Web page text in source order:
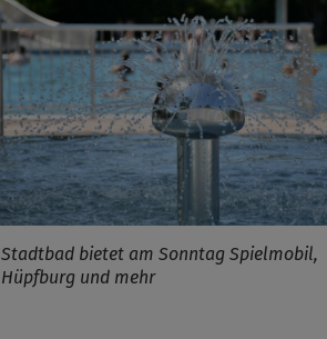
Stadtbad bietet am Sonntag Spielmobil,
Hüpfburg und mehr